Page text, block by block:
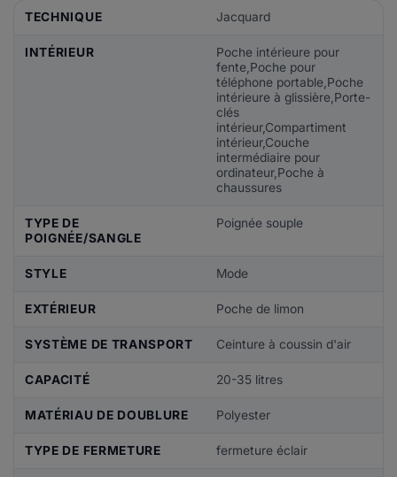
TECHNIQUE Jacquard
INTÉRIEUR
Poche intérieure pour
fente,Poche pour
téléphone portable,Poche
intérieure à glissière,Porte-
clés
intérieur,Compartiment
intérieur,Couche
intermédiaire pour
ordinateur,Poche à
chaussures
TYPE DE
POIGNÉE/SANGLE
Poignée souple
STYLE Mode
EXTÉRIEUR Poche de limon
SYSTÈME DE TRANSPORT Ceinture à coussin d'air
CAPACITÉ 20-35 litres
MATÉRIAU DE DOUBLURE Polyester
TYPE DE FERMETURE fermeture éclair